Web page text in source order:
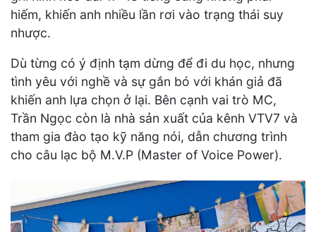
hiếm, khiến anh nhiều lần rơi vào trạng thái suy
nhược.
Dù từng có ý định tạm dừng để đi du học, nhưng
tình yêu với nghề và sự gắn bó với khán giả đã
khiến anh lựa chọn ở lại. Bên cạnh vai trò MC,
Trần Ngọc còn là nhà sản xuất của kênh VTV7 và
tham gia đào tạo kỹ năng nói, dẫn chương trình
cho câu lạc bộ M.V.P (Master of Voice Power).